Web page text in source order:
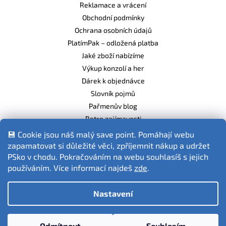
💾 Cookie jsou náš malý save point. Pomáhají webu
zapamatovat si důležité věci, zpříjemnit nákup a udržet
PSko v chodu. Pokračováním na webu souhlasíš s jejich
používáním. Více informací najdeš zde.
Nastavení
Reklamace a vrácení
Obchodní podmínky
Ochrana osobních údajů
PlatímPak – odložená platba
Jaké zboží nabízíme
Výkup konzolí a her
Dárek k objednávce
Slovník pojmů
Pařmenův blog
Retro zajímavosti
Balíme ekologicky
Fotografie produktů jsou ilustrativní.